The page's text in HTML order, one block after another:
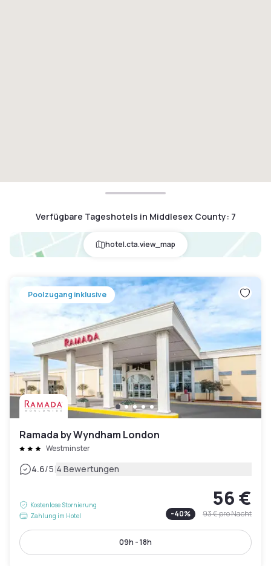
Verfügbare Tageshotels in Middlesex County: 7
hotel.cta.view_map
Poolzugang inklusive
Ramada by Wyndham London
Westminster
4.6/5|4 Bewertungen
Kostenlose Stornierung
Zahlung im Hotel
56 €
-40% 93 €pro Nacht
09h - 18h